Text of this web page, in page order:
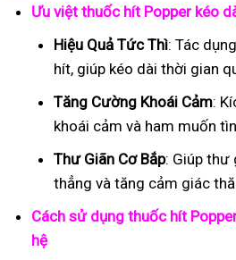
Ưu việt thuốc hít Popper kéo
Hiệu Quả Tức Thì: Tác
hít, giúp kéo dài thời gian
Tăng Cường Khoái Cảm:
khoái cảm và ham muốn
Thư Giãn Cơ Bắp: Giúp thư
thẳng và tăng cảm giác
Cách sử dụng thuốc hít
hệ